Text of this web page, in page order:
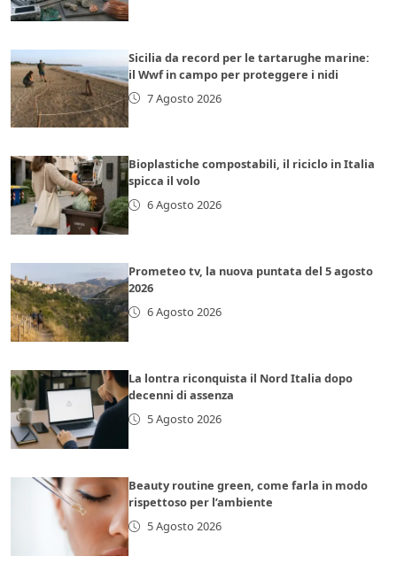
Sicilia da record per le tartarughe marine:
il Wwf in campo per proteggere i nidi
7 Agosto 2026
Bioplastiche compostabili, il riciclo in Italia
spicca il volo
6 Agosto 2026
Prometeo tv, la nuova puntata del 5 agosto
2026
6 Agosto 2026
La lontra riconquista il Nord Italia dopo
decenni di assenza
5 Agosto 2026
Beauty routine green, come farla in modo
rispettoso per l’ambiente
5 Agosto 2026